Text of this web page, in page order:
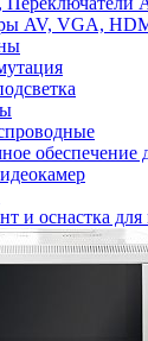
AV, VGA,
обеспечение
и оснастка